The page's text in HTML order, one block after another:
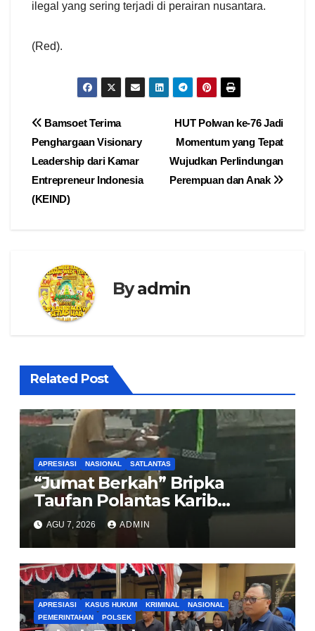
ilegal yang sering terjadi di perairan nusantara.
(Red).
Navigasi
pos
HUT Polwan ke-76 Jadi
Momentum yang Tepat
Wujudkan Perlindungan
Perempuan dan Anak
Bamsoet Terima
Penghargaan Visionary
Leadership dari Kamar
Entrepreneur Indonesia
(KEIND)
Byadmin
Related Post
APRESIASI NASIONAL SATLANTAS
“Jumat Berkah” Bripka
Taufan Polantas Karib
Bagikan Nasi Kotak untuk
Sopir Truk yang Mogok di KM
00 Pondok Aren
AGU 7, 2026 ADMIN
APRESIASI KASUS HUKUM KRIMINAL
NASIONAL
PEMERINTAHAN
POLSEK